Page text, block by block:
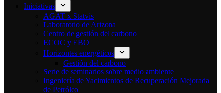
Iniciativas
AGAT x Statvis
Laboratorio de Arizona
Centro de gestión del carbono
ECOC y EBO
Horizontes energéticos
Gestión del carbono
Serie de seminarios sobre medio ambiente
Ingeniería de Yacimientos de Recuperación Mejorada
de Petróleo